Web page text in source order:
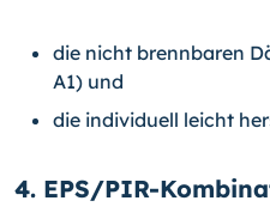
die nicht brennbaren
A1) und
die individuell leicht
4. EPS/PIR-